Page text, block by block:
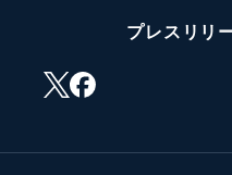
プレスリリ